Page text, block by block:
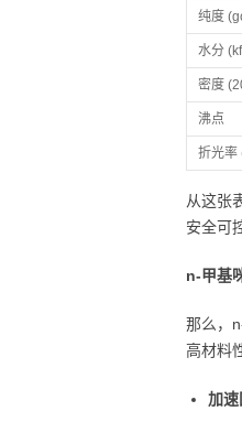
纯度
水分
密度
沸点
折光率
从这张
安全可
n-甲基
那么，
高材料
加速